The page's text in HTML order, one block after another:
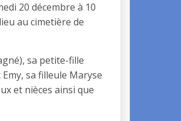
20 décembre à 10
au cimetière de
sa petite-fille
sa filleule Maryse
et nièces ainsi que